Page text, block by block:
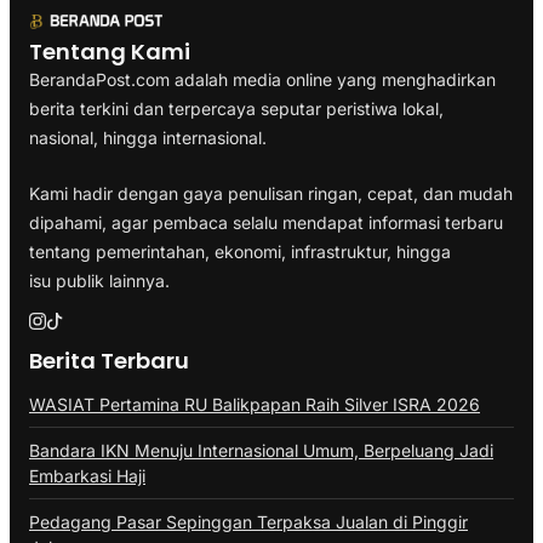
Tentang Kami
BerandaPost.com adalah media online yang menghadirkan
berita terkini dan terpercaya seputar peristiwa lokal,
nasional, hingga internasional.
Kami hadir dengan gaya penulisan ringan, cepat, dan mudah
dipahami, agar pembaca selalu mendapat informasi terbaru
tentang pemerintahan, ekonomi, infrastruktur, hingga
isu publik lainnya.
Berita Terbaru
WASIAT Pertamina RU Balikpapan Raih Silver ISRA 2026
Bandara IKN Menuju Internasional Umum, Berpeluang Jadi
Embarkasi Haji
Pedagang Pasar Sepinggan Terpaksa Jualan di Pinggir